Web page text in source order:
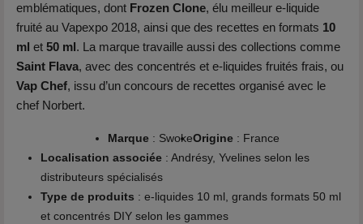
emblématiques, dont Frozen Clone, élu meilleur e-liquide
fruité au Vapexpo 2018, ainsi que des recettes en formats 10
ml et 50 ml . La marque travaille aussi des collections comme
Saint Flava, avec des concentrés et e-liquides fruités frais, ou
Vap Chef, issu d’un concours de recettes organisé avec le
chef Norbert.
Marque : SwokeOrigine : France
Localisation associée : Andrésy, Yvelines selon les
distributeurs spécialisés
Type de produits : e-liquides 10 ml, grands formats 50 ml
et concentrés DIY selon les gammes